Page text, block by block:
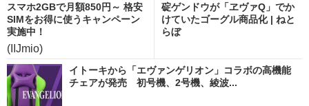
スマホ2GBで月額850円～ 格安
SIMをお得に使うキャンペーン
実施中！
(IIJmio)
碇ゲンドウが「ヱヴァQ」でか
けていたゴーグル商品化 | ねと
らぼ
イトーキから「エヴァンゲリオン」コラボの高機能
チェアが発売 初号機、2号機、綾波...